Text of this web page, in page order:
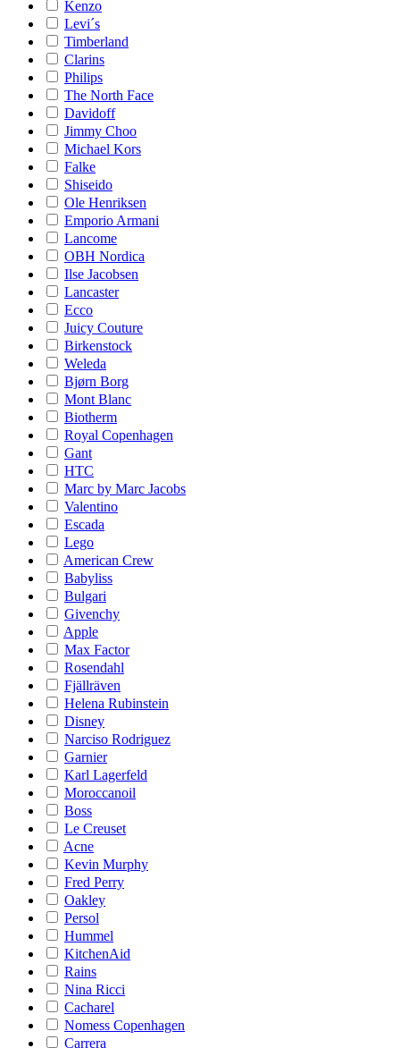
Kenzo
Levi´s
Timberland
Clarins
Philips
The North Face
Davidoff
Jimmy Choo
Michael Kors
Falke
Shiseido
Ole Henriksen
Emporio Armani
Lancome
OBH Nordica
Ilse Jacobsen
Lancaster
Ecco
Juicy Couture
Birkenstock
Weleda
Bjørn Borg
Mont Blanc
Biotherm
Royal Copenhagen
Gant
HTC
Marc by Marc Jacobs
Valentino
Escada
Lego
American Crew
Babyliss
Bulgari
Givenchy
Apple
Max Factor
Rosendahl
Fjällräven
Helena Rubinstein
Disney
Narciso Rodriguez
Garnier
Karl Lagerfeld
Moroccanoil
Boss
Le Creuset
Acne
Kevin Murphy
Fred Perry
Oakley
Persol
Hummel
KitchenAid
Rains
Nina Ricci
Cacharel
Nomess Copenhagen
Carrera